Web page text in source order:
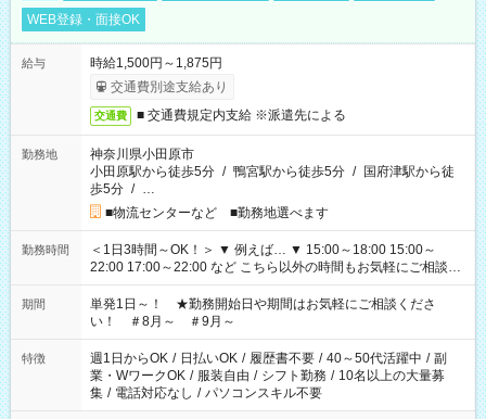
WEB登録・面接OK
給与
時給1,500円～1,875円
交通費別途支給あり
交通費 ■ 交通費規定内支給 ※派遣先による
勤務地
神奈川県小田原市
小田原駅から徒歩5分 / 鴨宮駅から徒歩5分 / 国府津駅から徒
歩5分 / …
■物流センターなど ■勤務地選べます
勤務時間
＜1日3時間～OK！＞ ▼ 例えば… ▼ 15:00～18:00 15:00～
22:00 17:00～22:00 など こちら以外の時間もお気軽にご相談く
ださい！
期間
単発1日～！ ★勤務開始日や期間はお気軽にご相談くださ
い！ ＃8月～ ＃9月～
特徴 週1日からOK / 日払いOK / 履歴書不要 / 40～50代活躍中 / 副
業・WワークOK / 服装自由 / シフト勤務 / 10名以上の大量募
集 / 電話対応なし / パソコンスキル不要